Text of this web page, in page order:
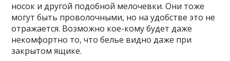
носок и другой подобной мелочевки. Они тоже
могут быть проволочными, но на удобстве это не
отражается. Возможно кое-кому будет даже
некомфортно то, что белье видно даже при
закрытом ящике.